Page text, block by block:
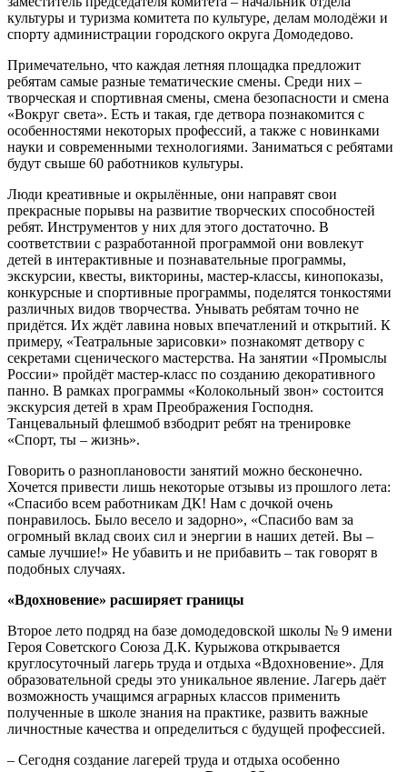
культуры и туризма комитета по культуре, делам молодёжи и
спорту администрации городского округа Домодедово.
Примечательно, что каждая летняя площадка предложит
ребятам самые разные тематические смены. Среди них –
творческая и спортивная смены, смена безопасности и смена
«Вокруг света». Есть и такая, где детвора познакомится с
особенностями некоторых профессий, а также с новинками
науки и современными технологиями. Заниматься с ребятами
будут свыше 60 работников культуры.
Люди креативные и окрылённые, они направят свои
прекрасные порывы на развитие творческих способностей
ребят. Инструментов у них для этого достаточно. В
соответствии с разработанной программой они вовлекут
детей в интерактивные и познавательные программы,
экскурсии, квесты, викторины, мастер-классы, кинопоказы,
конкурсные и спортивные программы, поделятся тонкостями
различных видов творчества. Унывать ребятам точно не
придётся. Их ждёт лавина новых впечатлений и открытий. К
примеру, «Театральные зарисовки» познакомят детвору с
секретами сценического мастерства. На занятии «Промыслы
России» пройдёт мастер-класс по созданию декоративного
панно. В рамках программы «Колокольный звон» состоится
экскурсия детей в храм Преображения Господня.
Танцевальный флешмоб взбодрит ребят на тренировке
«Спорт, ты – жизнь».
Говорить о разноплановости занятий можно бесконечно.
Хочется привести лишь некоторые отзывы из прошлого лета:
«Спасибо всем работникам ДК! Нам с дочкой очень
понравилось. Было весело и задорно», «Спасибо вам за
огромный вклад своих сил и энергии в наших детей. Вы –
самые лучшие!» Не убавить и не прибавить – так говорят в
подобных случаях.
«Вдохновение» расширяет границы
Второе лето подряд на базе домодедовской школы № 9 имени
Героя Советского Союза Д.К. Курыжова открывается
круглосуточный лагерь труда и отдыха «Вдохновение». Для
образовательной среды это уникальное явление. Лагерь даёт
возможность учащимся аграрных классов применить
полученные в школе знания на практике, развить важные
личностные качества и определиться с будущей профессией.
– Сегодня создание лагерей труда и отдыха особенно